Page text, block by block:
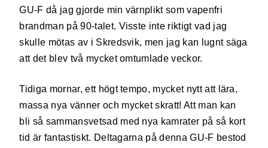
GU-F då jag gjorde min värnplikt som vapenfri
brandman på 90-talet. Visste inte riktigt vad jag
skulle mötas av i Skredsvik, men jag kan lugnt säga
att det blev två mycket omtumlade veckor.
Tidiga mornar, ett högt tempo, mycket nytt att lära,
massa nya vänner och mycket skratt! Att man kan
bli så sammansvetsad med nya kamrater på så kort
tid är fantastiskt. Deltagarna på denna GU-F bestod